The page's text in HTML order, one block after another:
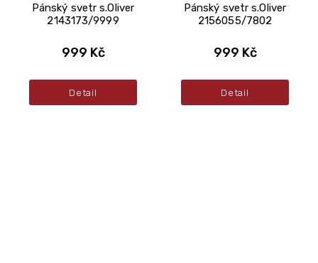
Pánský svetr s.Oliver
2143173/9999
999 Kč
Detail
Pánský svetr s.Oliver
2156055/7802
999 Kč
Detail